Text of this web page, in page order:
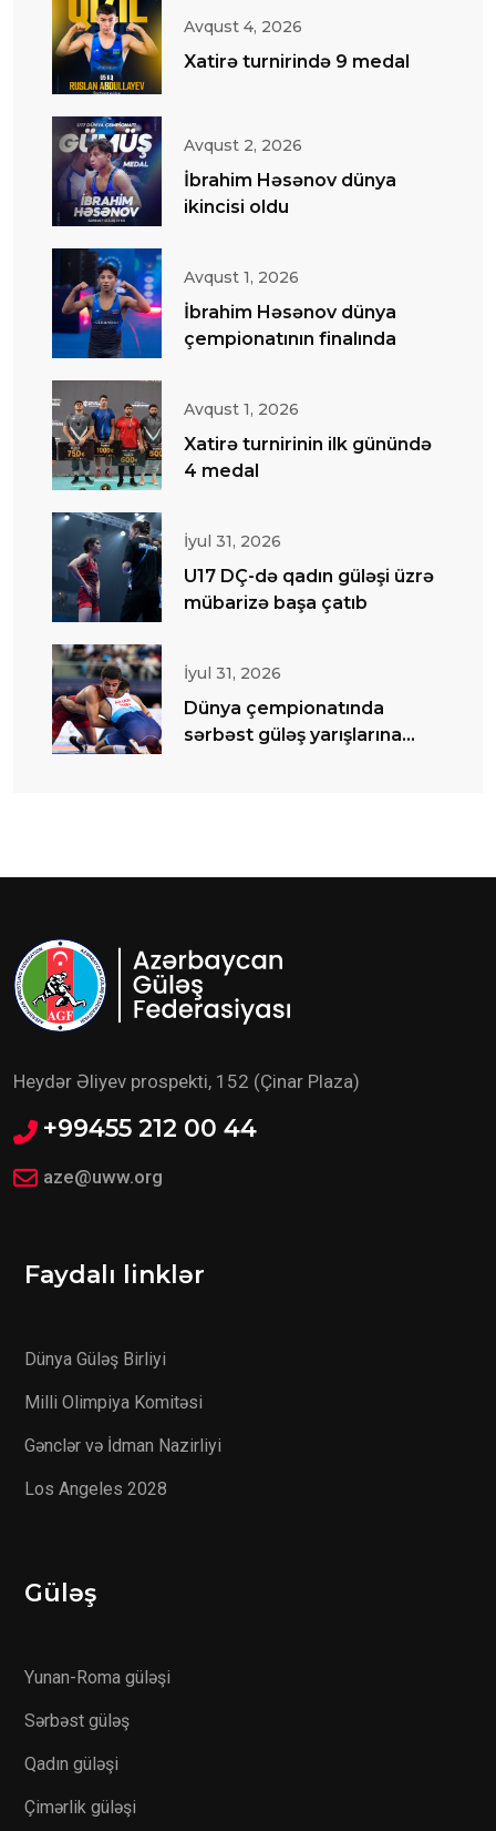
Avqust 4, 2026
Xatirə turnirində 9 medal
Avqust 2, 2026
İbrahim Həsənov dünya
ikincisi oldu
Avqust 1, 2026
İbrahim Həsənov dünya
çempionatının finalında
Avqust 1, 2026
Xatirə turnirinin ilk günündə
4 medal
İyul 31, 2026
U17 DÇ-də qadın güləşi üzrə
mübarizə başa çatıb
İyul 31, 2026
Dünya çempionatında
sərbəst güləş yarışlarına
Heydər Əliyev prospekti, 152 (Çinar Plaza)
+99455 212 00 44
aze@uww.org
Faydalı linklər
Dünya Güləş Birliyi
Milli Olimpiya Komitəsi
Gənclər və İdman Nazirliyi
Los Angeles 2028
Güləş
Yunan-Roma güləşi
Sərbəst güləş
Qadın güləşi
Çimərlik güləşi